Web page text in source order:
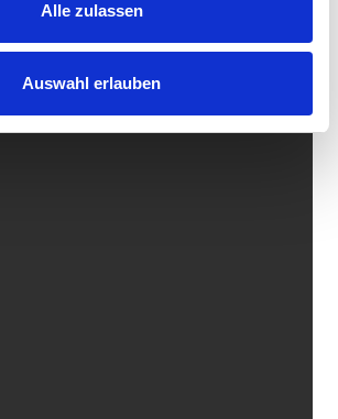
Alle zulassen
Auswahl erlauben